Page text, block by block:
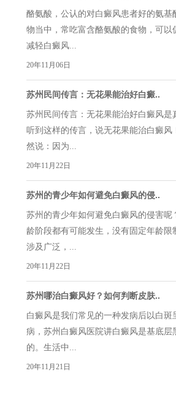
酪氨酸，公认的对白癜风患者好的氨基
物当中，常吃富含酪氨酸的食物，可以
减轻白癜风...
20年11月06日
苏州民间传言：无花果能治好白癜..
苏州民间传言：无花果能治好白癜风是
听到这样的传言，说无花果能治白癜风
然说：因为...
20年11月22日
苏州的青少年如何避免白癜风的侵..
苏州的青少年如何避免白癜风的侵害呢
龄阶段都有可能发生，没有固定年龄限
涉及广泛，...
20年11月22日
苏州哪治白癜风好？如何判断皮肤..
白癜风是我们常见的一种发病后以白斑
病，苏州白癜风医院讲白癜风是基底层
的。生活中...
20年11月21日